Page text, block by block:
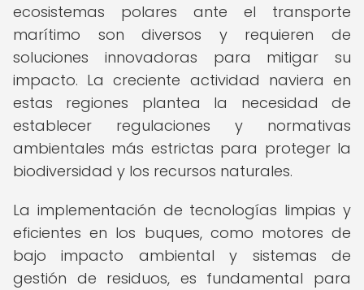
ecosistemas polares ante el transporte
marítimo son diversos y requieren de
soluciones innovadoras para mitigar su
impacto. La creciente actividad naviera en
estas regiones plantea la necesidad de
establecer regulaciones y normativas
ambientales más estrictas para proteger la
biodiversidad y los recursos naturales.
La implementación de tecnologías limpias y
eficientes en los buques, como motores de
bajo impacto ambiental y sistemas de
gestión de residuos, es fundamental para